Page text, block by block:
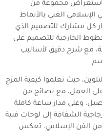
باستعراض مجموعة من
الإسلامي الغني بالأنماط
كل مشارك للتصميم الذي
الخارجية للتصميم على
مع شرح دقيق لأساليب
حيث تعلموا كيفية المزج
على العمل، مع نصائح من
وعلى مدار ساعة كاملة
الشفافة إلى لوحات فنية
من الفن الإسلامي، تعكس